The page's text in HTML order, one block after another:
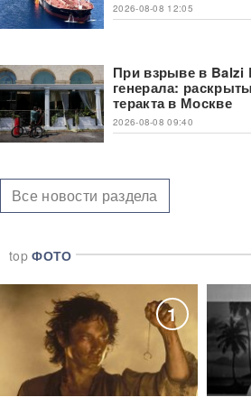
2026-08-08 12:05
При взрыве в Balzi
генерала:
теракта в Москве
2026-08-08 09:40
Все новости раздела
topФОТО
1